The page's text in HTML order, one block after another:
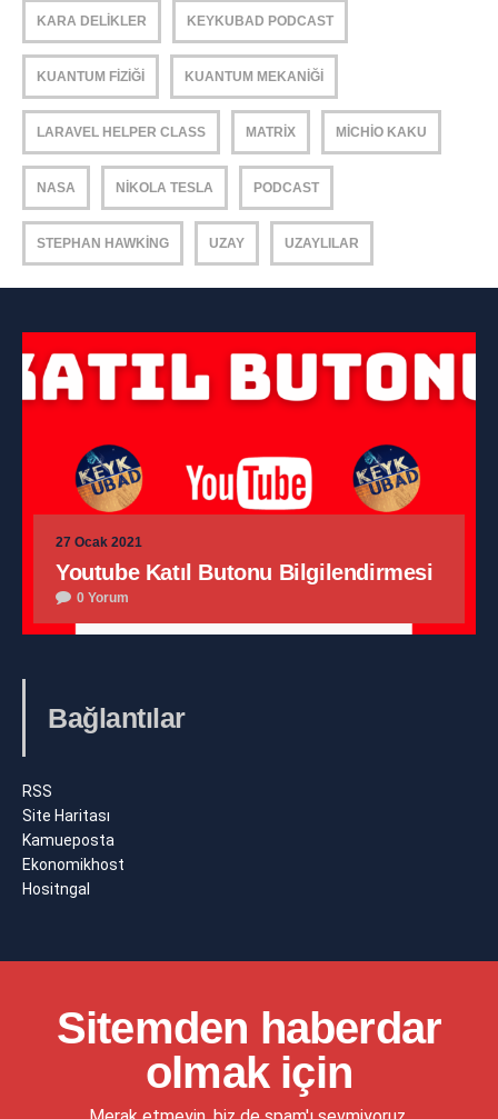
KARA DELIKLER KEYKUBAD PODCAST
KUANTUM FIZIĞI KUANTUM MEKANIĞI
LARAVEL HELPER CLASS MATRIX MICHIO KAKU
NASA NIKOLA TESLA PODCAST
STEPHAN HAWKING UZAY UZAYLILAR
27 Ocak 2021
Youtube Katıl Butonu Bilgilendirmesi
0 Yorum
Bağlantılar
RSS
Site Haritası
Kamueposta
Ekonomikhost
Hositngal
Sitemden haberdar
olmak için